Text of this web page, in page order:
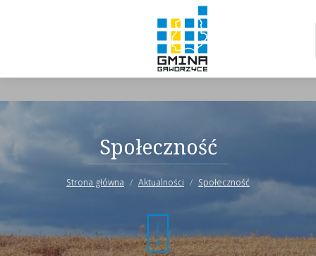
Społeczność
Strona główna Aktualności Społeczność